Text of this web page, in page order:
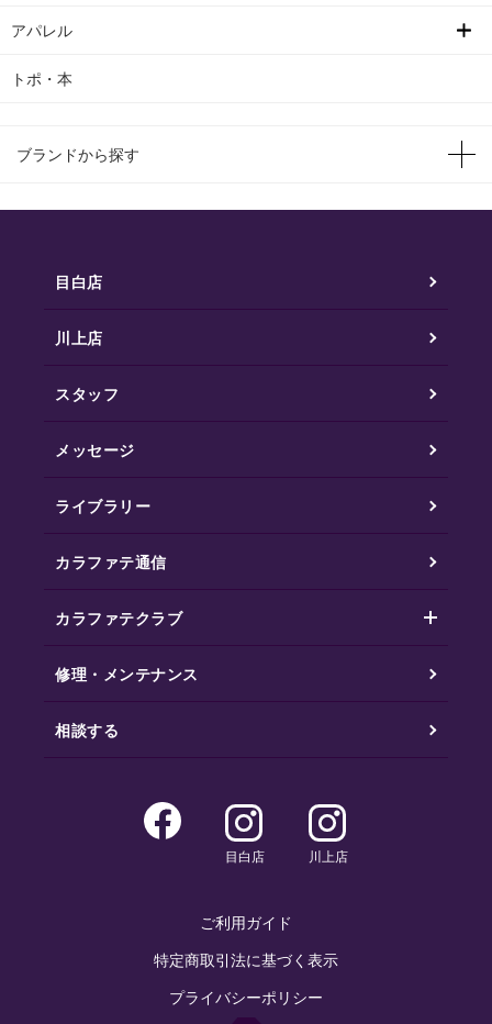
アパレル
トポ・本
ブランドから探す
目白店
川上店
スタッフ
メッセージ
ライブラリー
カラファテ通信
カラファテクラブ
修理・メンテナンス
相談する
目白店 川上店
ご利用ガイド
特定商取引法に基づく表示
プライバシーポリシー